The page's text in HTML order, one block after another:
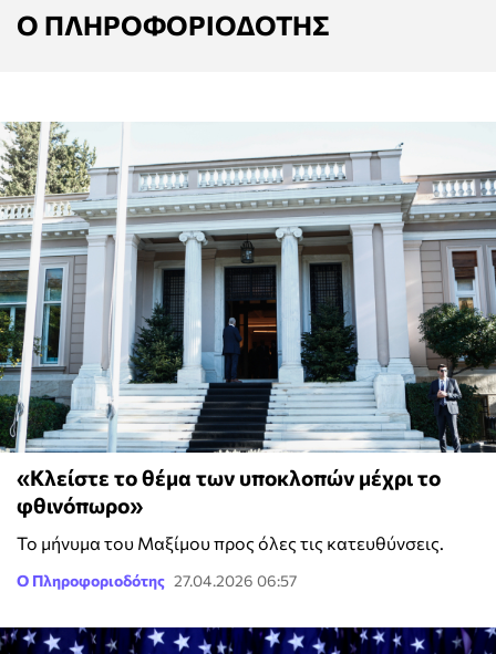
Ο ΠΛΗΡΟΦΟΡΙΟΔΟΤΗΣ
«Κλείστε το θέμα των υποκλοπών μέχρι το
φθινόπωρο»
Το μήνυμα του Μαξίμου προς όλες τις κατευθύνσεις.
Ο Πληροφοριοδότης 27.04.2026 06:57